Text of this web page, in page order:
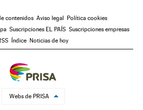
contenidos Aviso legal Política cookies
Suscripciones EL PAÍS Suscripciones empresas
Índice Noticias de hoy
Webs de PRISA